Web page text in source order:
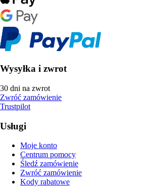
Wysyłka i zwrot
30 dni na zwrot
Zwróć zamówienie
Trustpilot
Usługi
Moje konto
Centrum pomocy
Śledź zamówienie
Zwróć zamówienie
Kody rabatowe